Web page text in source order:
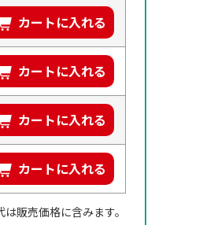
カートに入れる
カートに入れる
カートに入れる
カートに入れる
販売価格に含みます。